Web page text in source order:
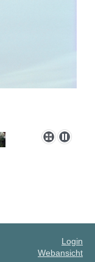
Login
Webansicht